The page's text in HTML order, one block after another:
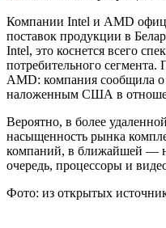
Компании Intel и AMD
поставок продукции в
Intel, это коснется всего
потребительного сегмента.
AMD: компания сообщила
наложенным США в
Вероятно, в более
насыщенность рынка
компаний, в ближайшей —
очередь, процессоры и
Фото: из открытых